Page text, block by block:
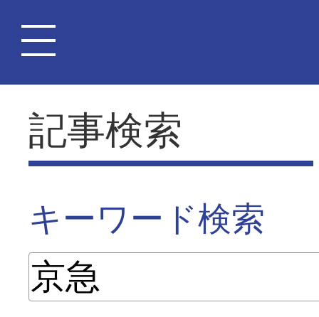
記事検索
キーワード検索